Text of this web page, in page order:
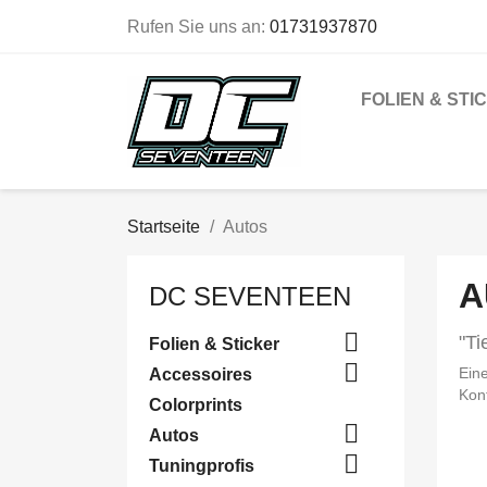
Rufen Sie uns an: 01731937870
FOLIEN &
Startseite Autos
DC SEVENTEEN
Folien & Sticker 
Accessoires 
Colorprints
Autos

Tuningprofis 